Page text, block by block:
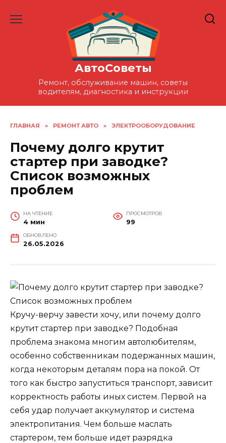
АвтоСоветы
Ремонт, обслуживание машин, советы
водителям, диагностика и инструкции
ГЛАВНАЯ » РЕМОНТ АВТО » ЭЛЕКТРООБОРУДОВАНИЕ
Почему долго крутит
стартер при заводке?
Список возможных
проблем
НА ЧТЕНИЕ
4 мин
ПРОСМОТРОВ
99
ОБНОВЛЕНО
26.05.2026
Кручу-верчу завести хочу, или почему долго
крутит стартер при заводке? Подобная
проблема знакома многим автолюбителям,
особенно собственникам подержанных машин,
когда некоторым деталям пора на покой. От
того как быстро запуститься транспорт, зависит
корректность работы иных систем. Первой на
себя удар получает аккумулятор и система
электропитания. Чем больше маслать
стартером, тем больше идет разрядка